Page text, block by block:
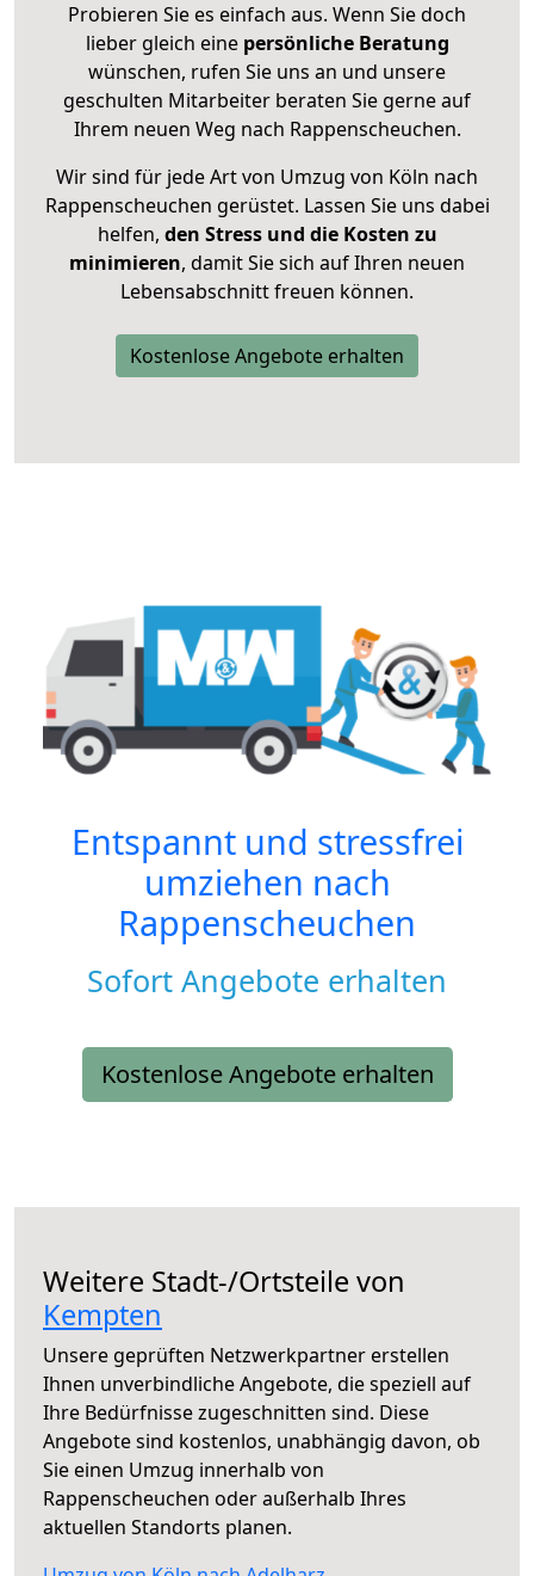
Probieren Sie es einfach aus. Wenn Sie doch
lieber gleich eine persönliche Beratung
wünschen, rufen Sie uns an und unsere
geschulten Mitarbeiter beraten Sie gerne auf
Ihrem neuen Weg nach Rappenscheuchen.
Wir sind für jede Art von Umzug von Köln nach
Rappenscheuchen gerüstet. Lassen Sie uns dabei
helfen, den Stress und die Kosten zu
minimieren, damit Sie sich auf Ihren neuen
Lebensabschnitt freuen können.
Kostenlose Angebote erhalten
Entspannt und stressfrei
umziehen nach
Rappenscheuchen
Sofort Angebote erhalten
Kostenlose Angebote erhalten
Weitere Stadt-/Ortsteile von
Kempten
Unsere geprüften Netzwerkpartner erstellen
Ihnen unverbindliche Angebote, die speziell auf
Ihre Bedürfnisse zugeschnitten sind. Diese
Angebote sind kostenlos, unabhängig davon, ob
Sie einen Umzug innerhalb von
Rappenscheuchen oder außerhalb Ihres
aktuellen Standorts planen.